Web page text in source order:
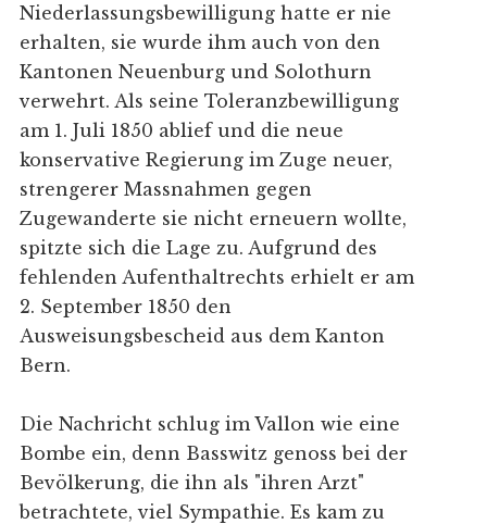
Niederlassungsbewilligung hatte er nie
erhalten, sie wurde ihm auch von den
Kantonen Neuenburg und Solothurn
verwehrt. Als seine Toleranzbewilligung
am 1. Juli 1850 ablief und die neue
konservative Regierung im Zuge neuer,
strengerer Massnahmen gegen
Zugewanderte sie nicht erneuern wollte,
spitzte sich die Lage zu. Aufgrund des
fehlenden Aufenthaltrechts erhielt er am
2. September 1850 den
Ausweisungsbescheid aus dem Kanton
Bern.
Die Nachricht schlug im Vallon wie eine
Bombe ein, denn Basswitz genoss bei der
Bevölkerung, die ihn als "ihren Arzt"
betrachtete, viel Sympathie. Es kam zu